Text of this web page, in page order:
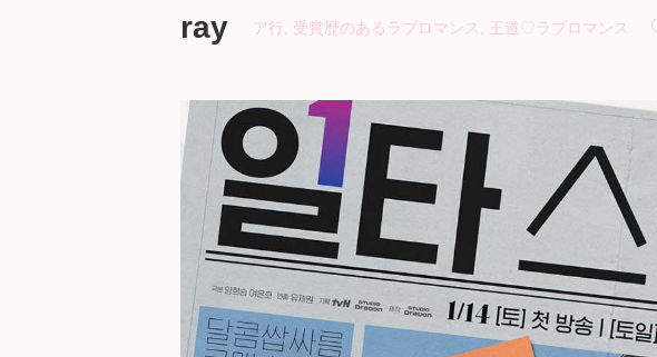
ray
ア行 受賞歴のあるラブロマンス 王道♡ラブロマンス